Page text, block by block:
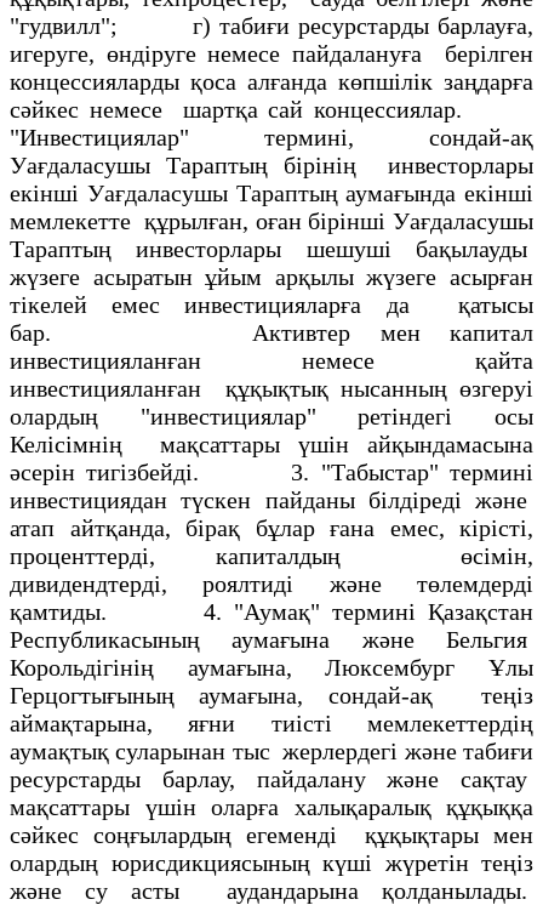
"гудвилл"; г) табиғи ресурстарды барлауға,
игеруге, өндiруге немесе пайдалануға берiлген
концессияларды қоса алғанда көпшiлiк заңдарға
сәйкес немесе шартқа сай концессиялар.
"Инвестициялар" терминi, сондай-ақ
Уағдаласушы Тараптың бiрiнiң инвесторлары
екiншi Уағдаласушы Тараптың аумағында екiншi
мемлекетте құрылған, оған бiрiншi Уағдаласушы
Тараптың инвесторлары шешушi бақылауды
жүзеге асыратын ұйым арқылы жүзеге асырған
тiкелей емес инвестицияларға да қатысы
бар. Активтер мен капитал
инвестицияланған немесе қайта
инвестицияланған құқықтық нысанның өзгеруi
олардың "инвестициялар" ретiндегi осы
Келiсiмнiң мақсаттары үшiн айқындамасына
әсерiн тигiзбейдi. 3. "Табыстар" терминi
инвестициядан түскен пайданы бiлдiредi және
атап айтқанда, бiрақ бұлар ғана емес, кiрiстi,
проценттердi, капиталдың өсiмiн,
дивидендтердi, роялтидi және төлемдердi
қамтиды. 4. "Аумақ" терминi Қазақстан
Республикасының аумағына және Бельгия
Корольдiгiнiң аумағына, Люксембург Ұлы
Герцогтығының аумағына, сондай-ақ теңiз
аймақтарына, яғни тиiстi мемлекеттердiң
аумақтық суларынан тыс жерлердегi және табиғи
ресурстарды барлау, пайдалану және сақтау
мақсаттары үшiн оларға халықаралық құқыққа
сәйкес соңғылардың егемендi құқықтары мен
олардың юрисдикциясының күшi жүретiн теңiз
және су асты аудандарына қолданылады.